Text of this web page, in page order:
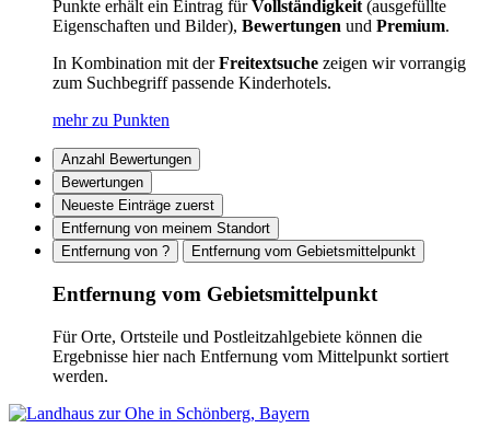
Punkte erhält ein Eintrag fürVollständigkeit (ausgefüllte
Eigenschaften und Bilder), Bewertungen und Premium.
In Kombination mit derFreitextsuche zeigen wir vorrangig
zum Suchbegriff passende Kinderhotels.
mehr zu Punkten
Anzahl Bewertungen
Bewertungen
Neueste Einträge zuerst
Entfernung von meinem Standort
Entfernung von ?
Entfernung vom Gebietsmittelpunkt
Entfernung vom Gebietsmittelpunkt
Für Orte, Ortsteile und Postleitzahlgebiete können die
Ergebnisse hier nach Entfernung vom Mittelpunkt sortiert
werden.